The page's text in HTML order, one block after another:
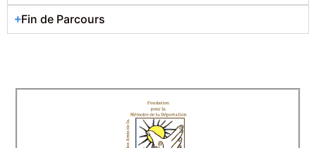
Fin de Parcours